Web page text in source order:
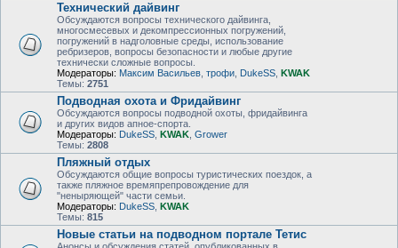
Технический дайвинг
Обсуждаются вопросы технического дайвинга,
многосмесевых и декомпрессионных погружений,
погружений в надголовные среды, использование
ребризеров, вопросы безопасности и любые другие
технически сложные вопросы.
Модераторы: Максим Васильев трофи DukeSS KWAK
Темы: 2751
Подводная охота и Фридайвинг
Обсуждаются вопросы подводной охоты, фридайвинга
и других видов апное-спорта.
Модераторы: DukeSS KWAK Grower
Темы: 2808
Пляжный отдых
Обсуждаются общие вопросы туристических поездок, а
также пляжное времяпрепровождение для
"неныряющей" части семьи.
Модераторы: DukeSS KWAK
Темы: 815
Новые статьи на подводном портале Тетис